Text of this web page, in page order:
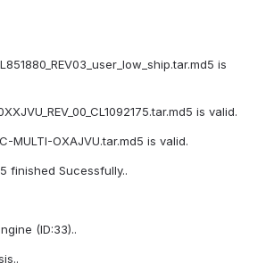
is
is valid.
MULTI-OXAJVU.tar.md5 is valid.
finished Sucessfully..
(ID:33)..